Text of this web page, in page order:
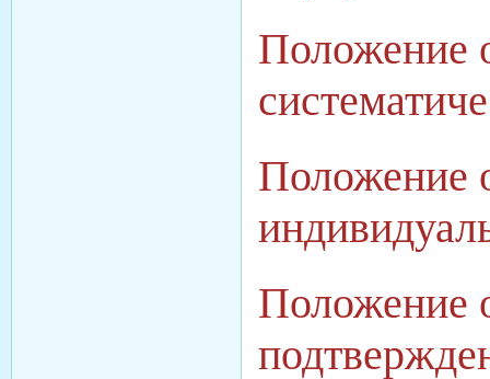
Положение
Положение
Положение